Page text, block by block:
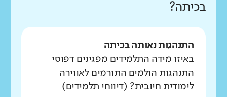
בכיתה?
התנהגות נאותה בכיתה
באיזו מידה התלמידים מפגינים דפוסי
התנהגות הולמים התורמים לאווירה
לימודית חיובית? (דיווחי תלמידים)